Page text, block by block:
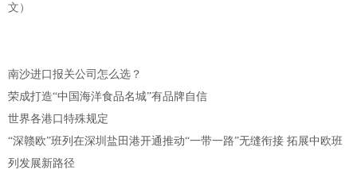
文）
​南沙进口报关公司怎么选？
荣成打造“中国海洋食品名城”有品牌自信
世界各港口特殊规定
“深赣欧”班列在深圳盐田港开通推动“一带一路”无缝衔接 拓展中欧班
列发展新路径